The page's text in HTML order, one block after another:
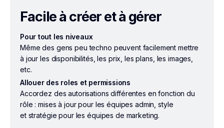
Facile à créer et à gérer
Pour tout les niveaux
Même des gens peu techno peuvent facilement mettre
à jour les disponibilités, les prix, les plans, les images,
etc.
Allouer des roles et permissions
Accordez des autorisations différentes en fonction du
rôle : mises à jour pour les équipes admin, style
et stratégie pour les équipes de marketing.